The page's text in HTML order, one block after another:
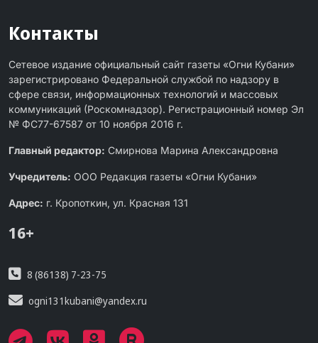
Контакты
Сетевое издание официальный сайт газеты «Огни Кубани»
зарегистрировано Федеральной службой по надзору в
сфере связи, информационных технологий и массовых
коммуникаций (Роскомнадзор). Регистрационный номер Эл
№ ФС77-67587 от 10 ноября 2016 г.
Главный редактор: Смирнова Марина Александровна
Учредитель: ООО Редакция газеты «Огни Кубани»
Адрес: г. Кропоткин, ул. Красная 131
16+
8 (86138) 7-23-75
ogni131kubani@yandex.ru